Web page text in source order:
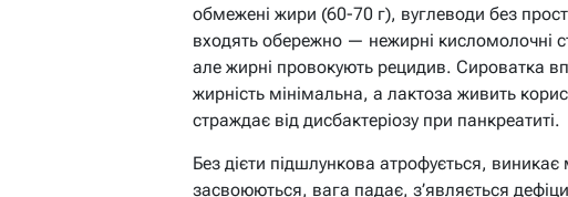
обмежені жири (60-70 г), вуглеводи без
входять обережно — нежирні кисломолочні
але жирні провокують рецидив. Сироватка
жирність мінімальна, а лактоза живить
страждає від дисбактеріозу при панкреатиті.
Без дієти підшлункова атрофується,
засвоюються, вага падає, з’являється